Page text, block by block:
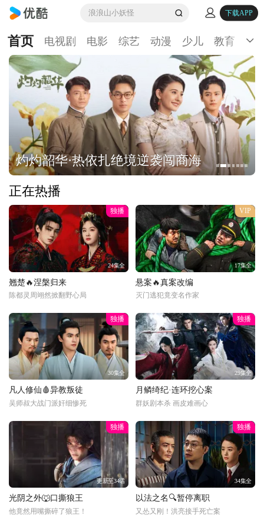
浪浪山小妖怪 下载APP
首页 电视剧 电影 综艺 动漫 少儿 教育 生
灼灼韶华·热依扎绝境逆袭闯商海
正在热播
独播
24集全
翘楚🔥涅槃归来
陈都灵周翊然掀翻野心局
VIP
17集全
悬案🔥真案改编
灭门逃犯竟变名作家
独播
30集全
凡人修仙🩸异教叛徒
吴师叔大战门派奸细惨死
独播
29集全
月鳞绮纪·连环挖心案
群妖剧本杀 画皮难画心
独播
更新至34话
光阴之外🐺口撕狼王
他竟然用嘴撕碎了狼王！
独播
34集全
以法之名🔍暂停离职
又怂又刚！洪亮接手死亡案